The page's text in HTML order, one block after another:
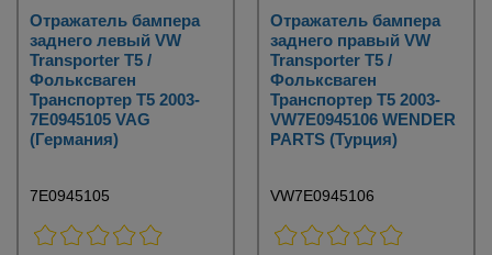
Отражатель бампера
заднего левый VW
Transporter T5 /
Фольксваген
Транспортер Т5 2003-
7E0945105 VAG
(Германия)
7E0945105
Отражатель бампера
заднего правый VW
Transporter T5 /
Фольксваген
Транспортер Т5 2003-
VW7E0945106 WENDER
PARTS (Турция)
VW7E0945106